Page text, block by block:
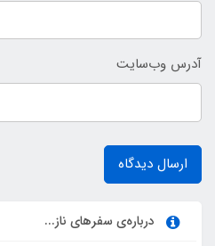
آدرس وب‌سایت
ارسال دیدگاه
درباره‌ی سفرهای ناز...